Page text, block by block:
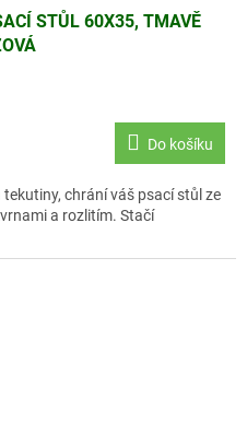
STŮL 60X35, TMAVĚ
Do košíku
chrání váš psací stůl ze
a rozlitím. Stačí